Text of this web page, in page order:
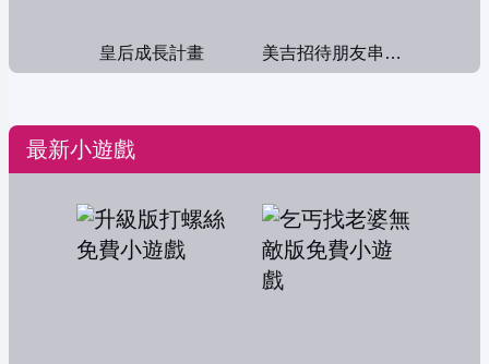
皇后成長計畫 美吉招待朋友串門子
最新小遊戲